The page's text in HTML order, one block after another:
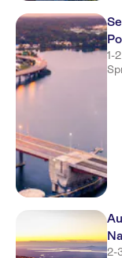
1-
2-